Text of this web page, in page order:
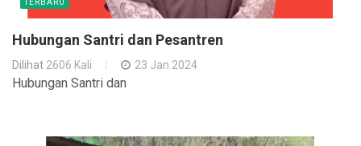
TERBARU
Hubungan Santri dan Pesantren
Dilihat 2606 Kali 23 Jan 2024
Hubungan Santri dan